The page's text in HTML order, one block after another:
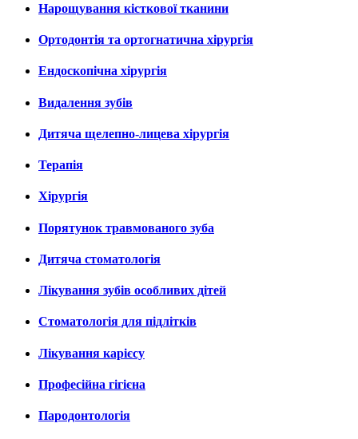
Нарощування кісткової тканини
Ортодонтія та ортогнатична хірургія
Ендоскопічна хірургія
Видалення зубів
Дитяча щелепно-лицева хірургія
Терапія
Хірургія
Порятунок травмованого зуба
Дитяча стоматологія
Лікування зубів особливих дітей
Стоматологія для підлітків
Лікування карієсу
Професійна гігієна
Пародонтологія